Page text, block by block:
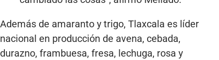
Además de amaranto y trigo, Tlaxcala es líder
nacional en producción de avena, cebada,
durazno, frambuesa, fresa, lechuga, rosa y